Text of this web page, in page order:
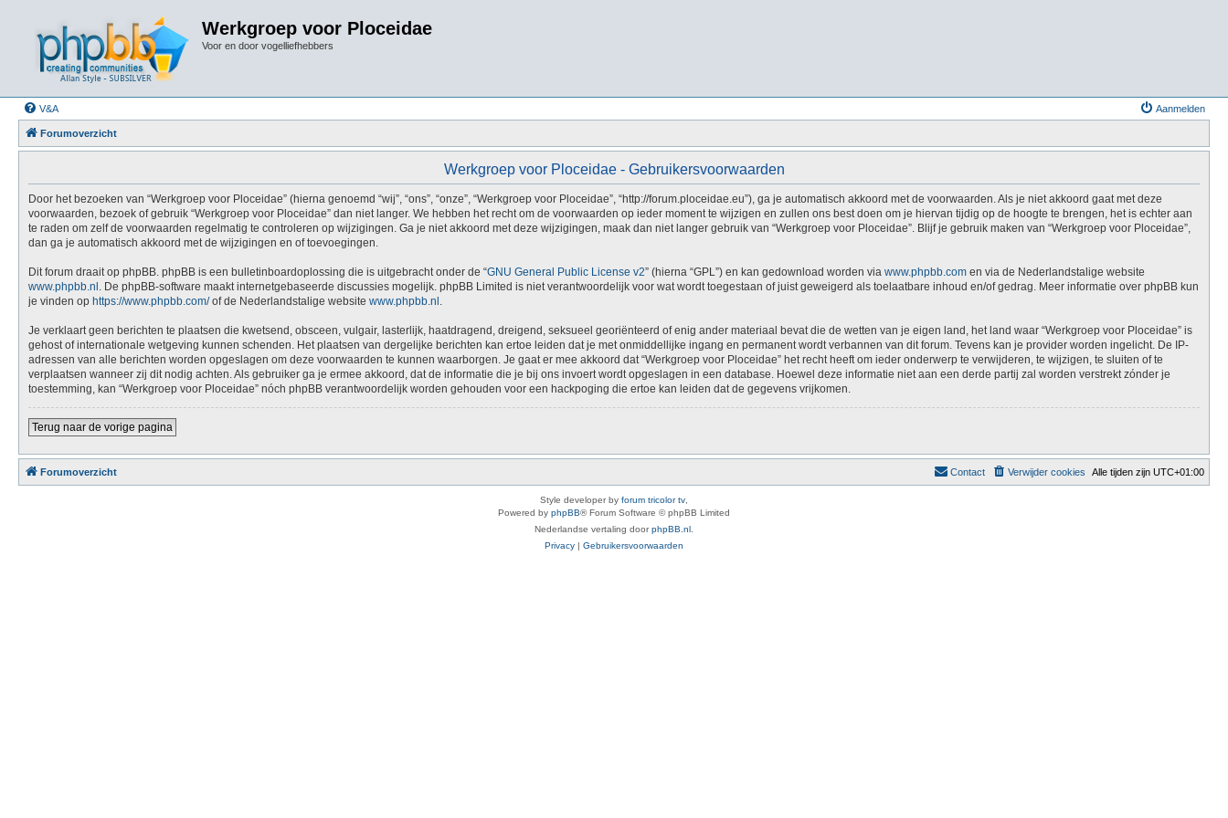
Werkgroep voor Ploceidae
Voor en door vogelliefhebbers
V&A Aanmelden
Forumoverzicht
Werkgroep voor Ploceidae - Gebruikersvoorwaarden
Door het bezoeken van “Werkgroep voor Ploceidae” (hierna genoemd “wij”, “ons”, “onze”, “Werkgroep voor Ploceidae”, “http://forum.ploceidae.eu”), ga je automatisch akkoord met de voorwaarden. Als je niet akkoord gaat met deze
voorwaarden, bezoek of gebruik “Werkgroep voor Ploceidae” dan niet langer. We hebben het recht om de voorwaarden op ieder moment te wijzigen en zullen ons best doen om je hiervan tijdig op de hoogte te brengen, het is echter aan
te raden om zelf de voorwaarden regelmatig te controleren op wijzigingen. Ga je niet akkoord met deze wijzigingen, maak dan niet langer gebruik van “Werkgroep voor Ploceidae”. Blijf je gebruik maken van “Werkgroep voor Ploceidae”,
dan ga je automatisch akkoord met de wijzigingen en of toevoegingen.
Dit forum draait op phpBB. phpBB is een bulletinboardoplossing die is uitgebracht onder de “GNU General Public License v2” (hierna “GPL”) en kan gedownload worden via www.phpbb.com en via de Nederlandstalige website
www.phpbb.nl . De phpBB-software maakt internetgebaseerde discussies mogelijk. phpBB Limited is niet verantwoordelijk voor wat wordt toegestaan of juist geweigerd als toelaatbare inhoud en/of gedrag. Meer informatie over phpBB kun
je vinden op https://www.phpbb.com/of de Nederlandstalige website www.phpbb.nl .
Je verklaart geen berichten te plaatsen die kwetsend, obsceen, vulgair, lasterlijk, haatdragend, dreigend, seksueel georiënteerd of enig ander materiaal bevat die de wetten van je eigen land, het land waar “Werkgroep voor Ploceidae” is
gehost of internationale wetgeving kunnen schenden. Het plaatsen van dergelijke berichten kan ertoe leiden dat je met onmiddellijke ingang en permanent wordt verbannen van dit forum. Tevens kan je provider worden ingelicht. De IP-
adressen van alle berichten worden opgeslagen om deze voorwaarden te kunnen waarborgen. Je gaat er mee akkoord dat “Werkgroep voor Ploceidae” het recht heeft om ieder onderwerp te verwijderen, te wijzigen, te sluiten of te
verplaatsen wanneer zij dit nodig achten. Als gebruiker ga je ermee akkoord, dat de informatie die je bij ons invoert wordt opgeslagen in een database. Hoewel deze informatie niet aan een derde partij zal worden verstrekt zónder je
toestemming, kan “Werkgroep voor Ploceidae” nóch phpBB verantwoordelijk worden gehouden voor een hackpoging die ertoe kan leiden dat de gegevens vrijkomen.
Terug naar de vorige pagina
Forumoverzicht Alle tijden zijn UTC+01:00
Verwijder cookies
Contact
Style developer by forum tricolor tv
Powered by phpBB® Forum Software © phpBB Limited
Nederlandse vertaling doorphpBB.nl
Privacy | Gebruikersvoorwaarden